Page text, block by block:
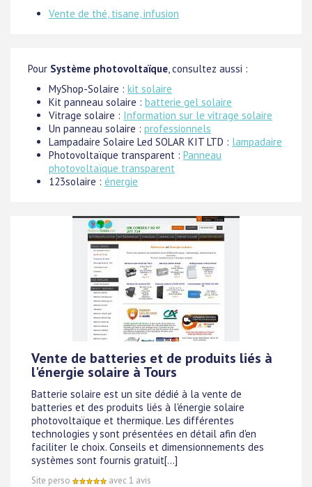
Vente de thé, tisane, infusion
Pour Système photovoltaïque , consultez aussi :
MyShop-Solaire : kit solaire
Kit panneau solaire : batterie gel solaire
Vitrage solaire : Information sur le vitrage solaire
Un panneau solaire : professionnels
Lampadaire Solaire Led SOLAR KIT LTD : lampadaire
Photovoltaïque transparent : Panneau
photovoltaïque transparent
123solaire : énergie
Vente de batteries et de produits liés à
l'énergie solaire à Tours
Batterie solaire est un site dédié à la vente de
batteries et des produits liés à l'énergie solaire
photovoltaïque et thermique. Les différentes
technologies y sont présentées en détail afin d'en
faciliter le choix. Conseils et dimensionnements des
systèmes sont fournis gratuit[...]
Site perso avec 1 avis